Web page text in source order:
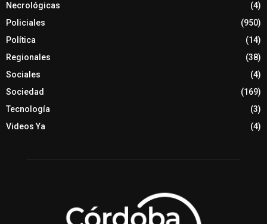
Necrológicas
(4)
Policiales
(950)
Política
(14)
Regionales
(38)
Sociales
(4)
Sociedad
(169)
Tecnología
(3)
Videos Ya
(4)